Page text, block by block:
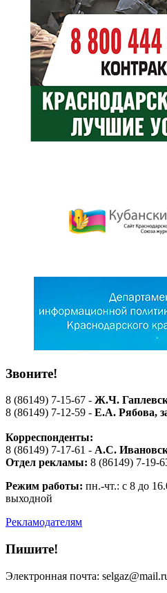
Звоните!
8 (86149) 7-15-67 - Ж.Ч.
8 (86149) 7-12-59 - Е.А. Рябова,
Корреспонденты:
8 (86149) 7-17-61 - А.С.
Отдел рекламы: 8 (86149) 7-19-
Режим работы: пн.-чт.: с 8 до
выходной
Рекламодателям
Пишите!
Электронная почта: